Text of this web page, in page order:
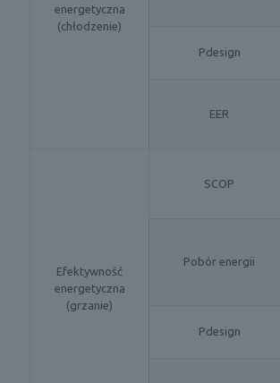
energetyczna
(chłodzenie)
Pdesign
EER
Efektywność
energetyczna
(grzanie)
SCOP
Pobór energii
Pdesign